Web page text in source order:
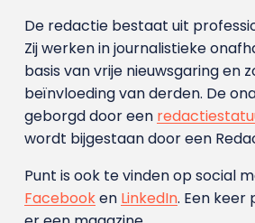
De redactie bestaat uit
Zij werken in journalistieke
basis van vrije nieuwsgaring en
beïnvloeding van derden. De
geborgd door een
wordt bijgestaan door een
Punt is ook te vinden op social
Facebooken LinkedIn. Een keer